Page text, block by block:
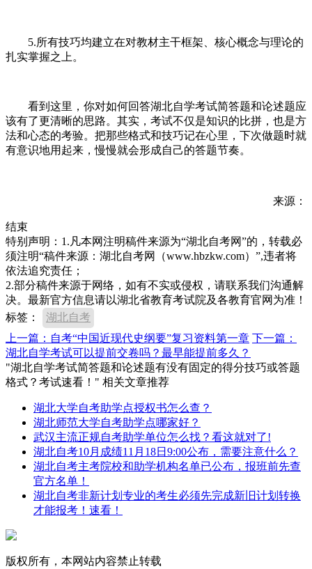
5.所有技巧均建立在对教材主干框架、核心概念与理论的
扎实掌握之上。
看到这里，你对如何回答湖北自学考试简答题和论述题应
该有了更清晰的思路。其实，考试不仅是知识的比拼，也是方
法和心态的考验。把那些格式和技巧记在心里，下次做题时就
有意识地用起来，慢慢就会形成自己的答题节奏。
来源：
结束
特别声明：1.凡本网注明稿件来源为“湖北自考网”的，转载必
须注明“稿件来源：湖北自考网（www.hbzkw.com）”,违者将
依法追究责任；
2.部分稿件来源于网络，如有不实或侵权，请联系我们沟通解
决。最新官方信息请以湖北省教育考试院及各教育官网为准！
标签：
湖北自考
上一篇：自考“中国近现代史纲要”复习资料第一章 下一篇：
湖北自学考试可以提前交卷吗？最早能提前多久？
"湖北自学考试简答题和论述题有没有固定的得分技巧或答题
格式？考试速看！" 相关文章推荐
湖北大学自考助学点授权书怎么查？
湖北师范大学自考助学点哪家好？
武汉主流正规自考助学单位怎么找？看这就对了!
湖北自考10月成绩11月18日9:00公布，需要注意什么？
湖北自考主考院校和助学机构名单已公布，报班前先查
官方名单！
湖北自考非新计划专业的考生必须先完成新旧计划转换
才能报考！速看！
版权所有，本网站内容禁止转载